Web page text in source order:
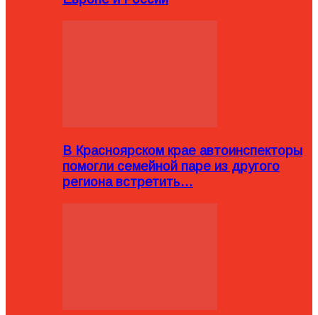
В Красноярском крае автоинспекторы
помогли семейной паре из другого
региона встретить…